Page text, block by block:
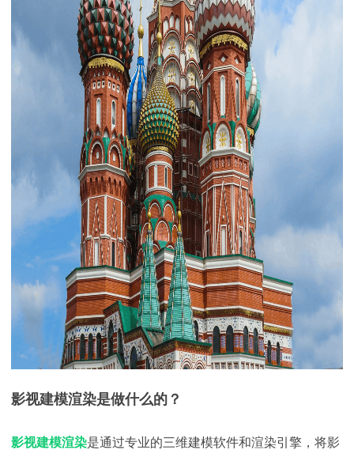
影视建模渲染是做什么的？
影视建模渲染是通过专业的三维建模软件和渲染引擎，将影